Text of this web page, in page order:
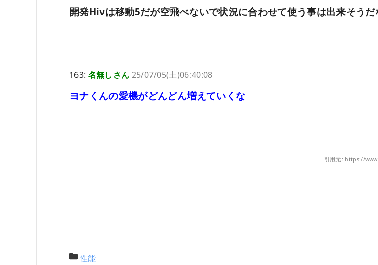
開発Hiνは移動5だが空飛べないで状況に合わせて使う事は出来そうだ
163: 名無しさん 25/07/05(土)06:40:08
ヨナくんの愛機がどんどん増えていくな
引用元: https://
性能